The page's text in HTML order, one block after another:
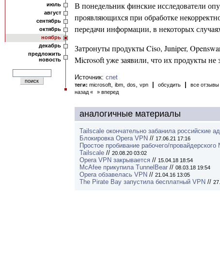
июль
август
сентябрь
октябрь
ноябрь
декабрь
предложить
новость
В понедельник финские исследователи
проявляющихся при обработке
передачи информации, в некоторых
Затронуты продукты Ciso, Juniper,
Microsoft уже заявили, что их продукты не
Источник: cnet
теги: microsoft, ibm, dos, vpn обсудить все отзывы
назад «
» вперед
аналогичные материалы
Tailscale окончательно забанила российские
Блокировка Opera VPN // 17.06.21 17:16
Простое пробивание рабочего/
Tailscale // 20.08.20 03:02
Opera VPN закрывается // 15.04.18 18:54
McAfee прикупила TunnelBear // 08.03.18 19:54
Opera обзавелась VPN // 21.04.16 13:05
The Pirate Bay запустила бесплатный VPN //